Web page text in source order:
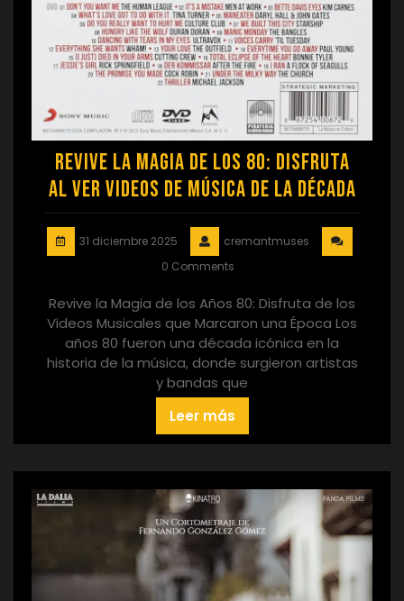
Revive la Magia de los 80: Disfruta
al Ver Videos de Música de la Década
31 diciembre 2025
cremantmuses
0 Comments
Revive la Magia de los Años 80: Disfruta de los
Videos Musicales que Marcaron una Época Los
años 80 fueron una década icónica en la
historia de la música, donde surgieron artistas
y bandas que
Leer más